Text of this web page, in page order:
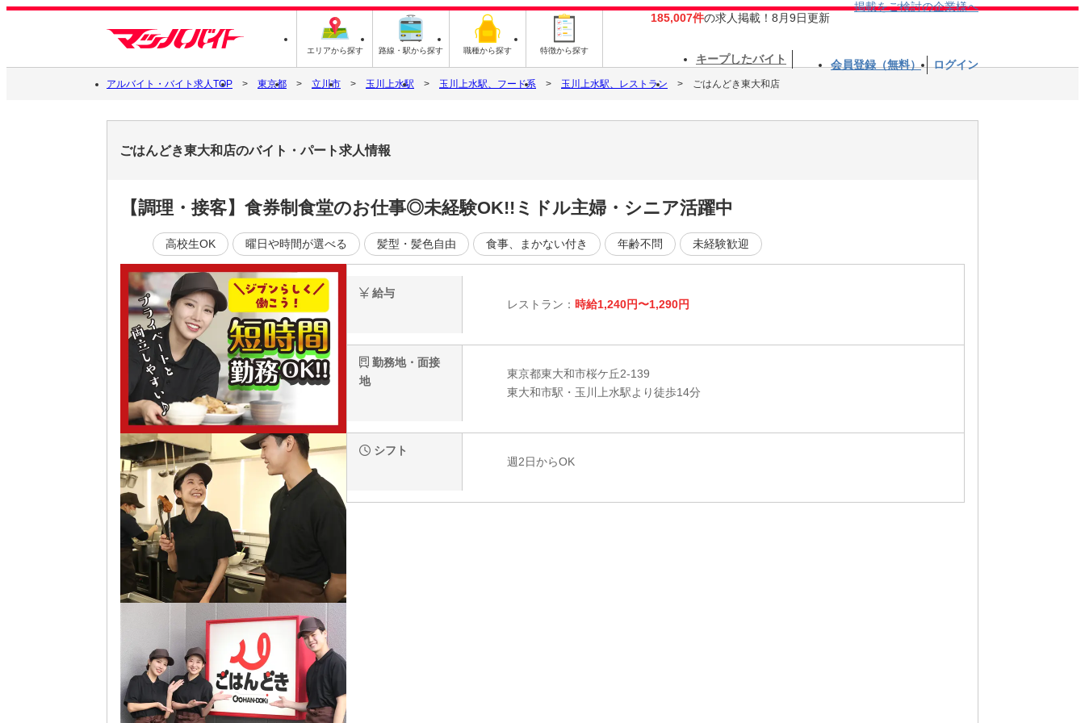
エリアから探す 路線・駅から探す 職種から探す 特徴から探す
185,007件の求人掲載！8月9日更新
掲載をご検討の企業様へ
キープしたバイト 会員登録（無料） ログイン
アルバイト・バイト求人TOP 東京都 立川市 玉川上水駅 玉川上水駅、フード系 玉川上水駅、レストラン ごはんどき東大和店
ごはんどき東大和店のバイト・パート求人情報
【調理・接客】食券制食堂のお仕事◎未経験OK!!ミドル主婦・シニア活躍中
高校生OK 曜日や時間が選べる 髪型・髪色自由 食事、まかない付き 年齢不問 未経験歓迎
給与
レストラン： 時給1,240円〜1,290円
勤務地・面接
地
東京都東大和市桜ケ丘2-139
東大和市駅・玉川上水駅より徒歩14分
シフト
週2日からOK